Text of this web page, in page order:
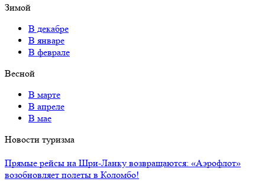
Зимой
В декабре
В январе
В феврале
Весной
В марте
В апреле
В мае
Новости туризма
Прямые рейсы на Шри-Ланку возвращаются: «Аэрофлот»
возобновляет полеты в Коломбо!